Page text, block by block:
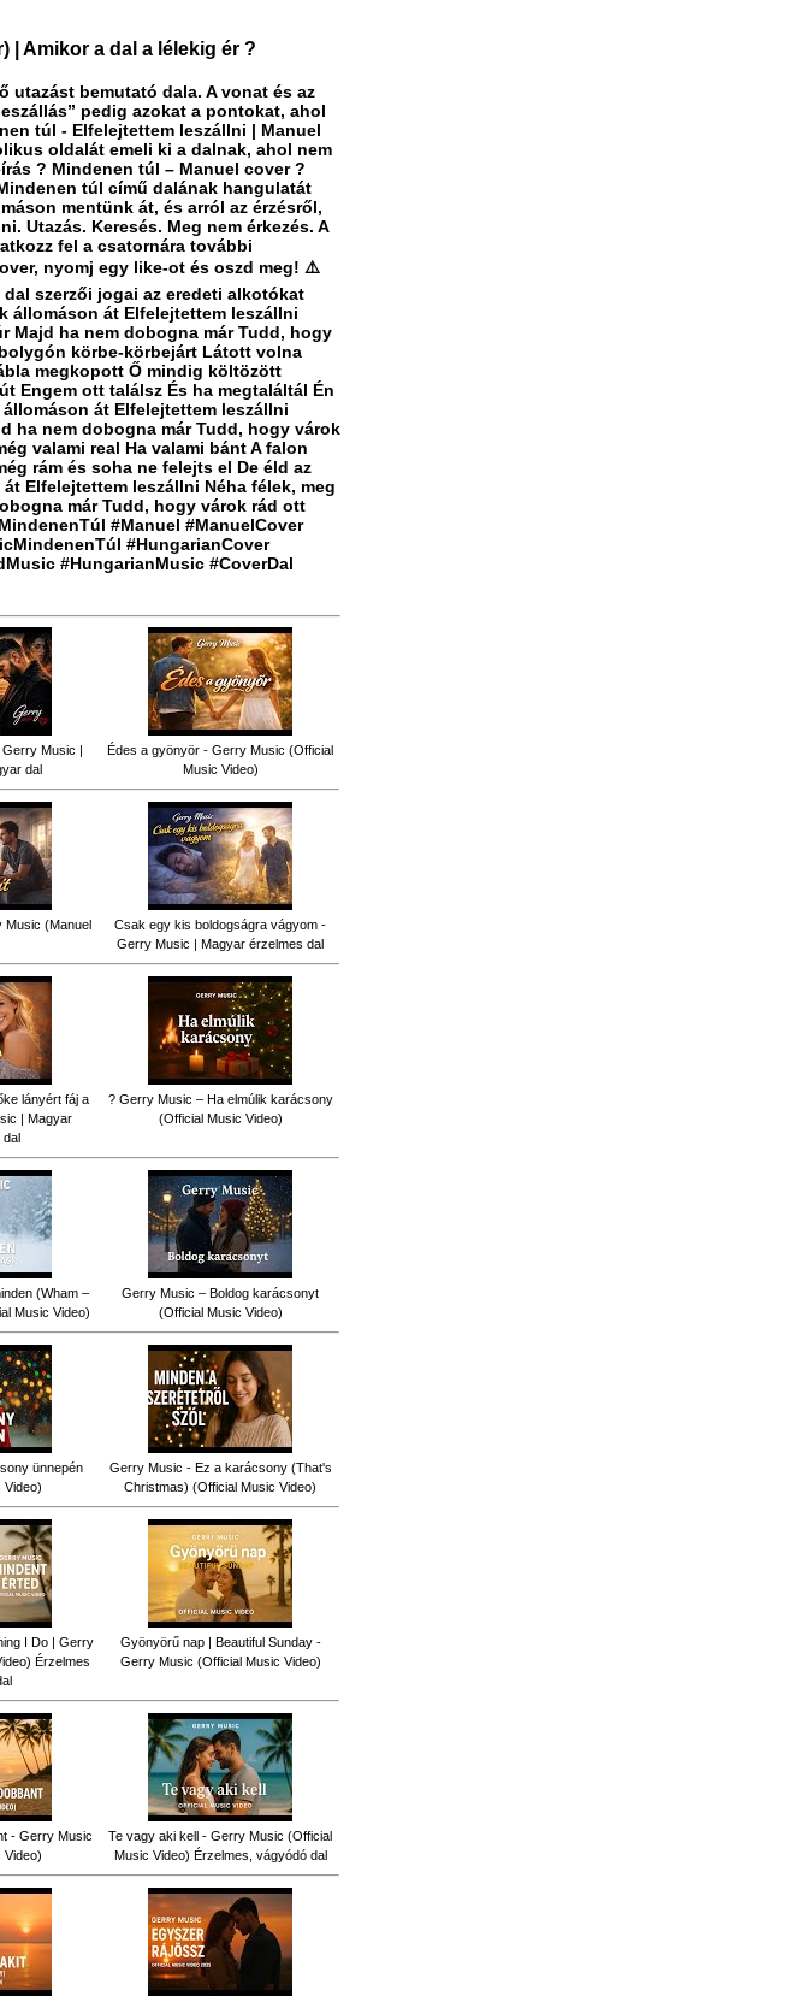
| Amikor a dal a lélekig ér ?
utazást bemutató dala. A vonat és az
pedig azokat a pontokat, ahol
túl - Elfelejtettem leszállni | Manuel
oldalát emeli ki a dalnak, ahol nem
? Mindenen túl – Manuel cover ?
túl című dalának hangulatát
mentünk át, és arról az érzésről,
Utazás. Keresés. Meg nem érkezés. A
fel a csatornára további
nyomj egy like-ot és oszd meg! ⚠️
szerzői jogai az eredeti alkotókat
állomáson át Elfelejtettem leszállni
Majd ha nem dobogna már Tudd, hogy
körbe-körbejárt Látott volna
megkopott Ő mindig költözött
Engem ott találsz És ha megtaláltál Én
át Elfelejtettem leszállni
ha nem dobogna már Tudd, hogy várok
valami real Ha valami bánt A falon
rám és soha ne felejts el De éld az
Elfelejtettem leszállni Néha félek, meg
már Tudd, hogy várok rád ott
#Manuel #ManuelCover
#HungarianCover
#HungarianMusic #CoverDal
Gerry Music |
dal
Édes a gyönyör - Gerry Music (Official
Music Video)
(Manuel
Csak egy kis boldogságra vágyom -
Gerry Music | Magyar érzelmes dal
lányért fáj a
| Magyar
dal
? Gerry Music – Ha elmúlik karácsony
(Official Music Video)
(Wham –
Music Video)
Gerry Music – Boldog karácsonyt
(Official Music Video)
ünnepén
Video)
Gerry Music - Ez a karácsony (That's
Christmas) (Official Music Video)
I Do | Gerry
Érzelmes
Gyönyörű nap | Beautiful Sunday -
Gerry Music (Official Music Video)
- Gerry Music
Video)
Te vagy aki kell - Gerry Music (Official
Music Video) Érzelmes, vágyódó dal